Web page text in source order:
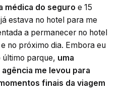
médica do seguro e 15
estava no hotel para me
a permanecer no hotel
no próximo dia. Embora eu
último parque, uma
me levou para
finais da viagem